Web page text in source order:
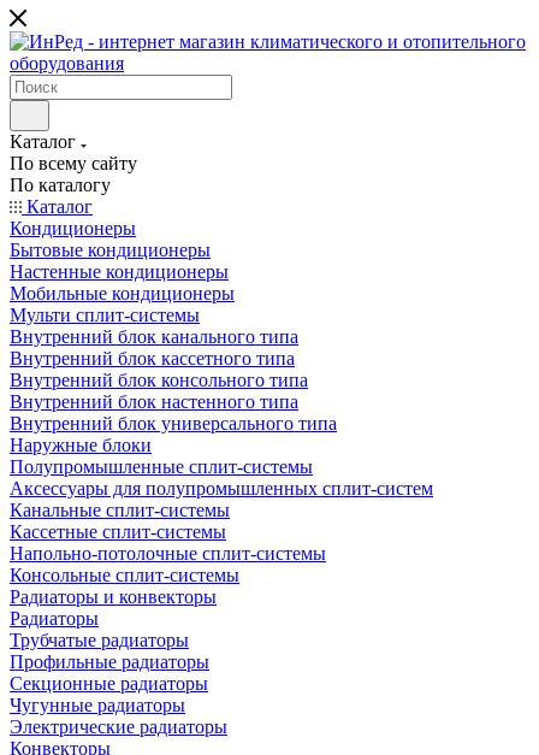
Каталог
По всему сайту
По каталогу
Каталог
Кондиционеры
Бытовые кондиционеры
Настенные кондиционеры
Мобильные кондиционеры
Мульти сплит-системы
Внутренний блок канального типа
Внутренний блок кассетного типа
Внутренний блок консольного типа
Внутренний блок настенного типа
Внутренний блок универсального типа
Наружные блоки
Полупромышленные сплит-системы
Аксессуары для полупромышленных сплит-систем
Канальные сплит-системы
Кассетные сплит-системы
Напольно-потолочные сплит-системы
Консольные сплит-системы
Радиаторы и конвекторы
Радиаторы
Трубчатые радиаторы
Профильные радиаторы
Секционные радиаторы
Чугунные радиаторы
Электрические радиаторы
Конвекторы